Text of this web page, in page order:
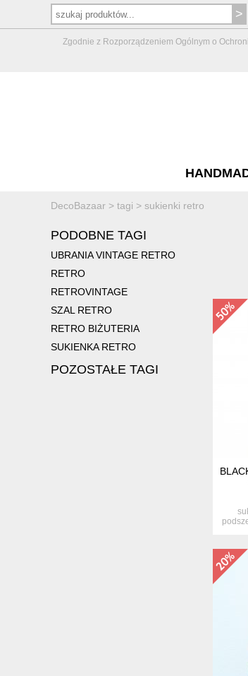
Zgodnie z Rozporządzeniem Ogólnym o
DecoBazaar > tagi > sukienki retro
PODOBNE TAGI
UBRANIA VINTAGE RETRO
RETRO
RETROVINTAGE
SZAL RETRO
RETRO BIŻUTERIA
SUKIENKA RETRO
POZOSTAŁE TAGI